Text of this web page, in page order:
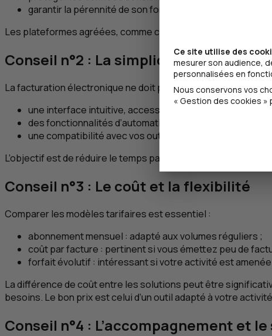
garantir la pérennité de son fonctionnement, avec un
Les plateformes agréées, comme celle que nous proposons
Conseil n°2 : La simplicité d’utilisation
La facturation électronique ne doit pas être une charge
une interface intuitive, accessible sans formation
des fonctionnalités d’automatisation (génération de
une compatibilité avec vos outils existants (logiciel de
L’objectif est de réduire le temps passé à émettre et suivre
Conseil n°3 : Le coût et la flexibilité
Comparer les modèles tarifaires est essentiel :
abonnement mensuel : adapté aux volumes réguliers ;
coût par facture : pertinent si vous émettez peu de
forfait évolutif : intéressant si votre activité est
La différence de coût entre les solutions peut être
besoins. Le bon prix est celui d’un outil adapté à votre
Conseil n°4 : L’accompagnement et
Ce site utilise des
mesurer son audience,
personnalisées en
Nous conservons vos
« Gestion des cookies »